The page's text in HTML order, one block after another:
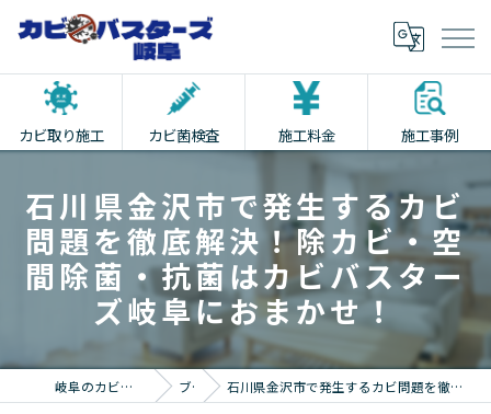
カビ取り施工 カビ菌検査 施工料金 施工事例
石川県金沢市で発生するカビ
問題を徹底解決！除カビ・空
間除菌・抗菌はカビバスター
ズ岐阜におまかせ！
岐阜のカビ取りならカビバスターズ岐阜 ブログ 石川県金沢市で発生するカビ問題を徹底解決！除カビ・空間除菌・抗菌はカビバスターズ岐阜におまかせ！